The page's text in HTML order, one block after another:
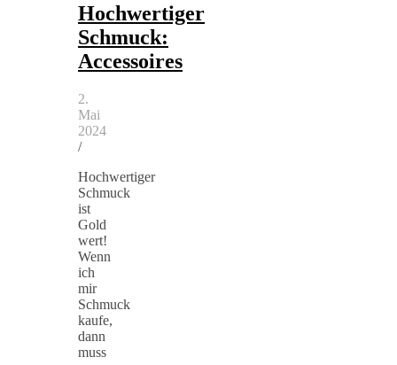
Hochwertiger
Schmuck:
Accessoires
2.
Mai
2024
/
Hochwertiger
Schmuck
ist
Gold
wert!
Wenn
ich
mir
Schmuck
kaufe,
dann
muss